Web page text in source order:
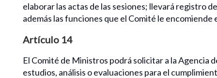
elaborar las actas de las sesiones; llevará registro
además las funciones que el Comité le
Artículo 14
El Comité de Ministros podrá solicitar a la Agencia
estudios, análisis o evaluaciones para el